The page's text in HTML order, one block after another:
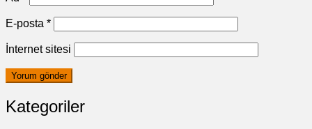
E-posta *
İnternet sitesi
Kategoriler